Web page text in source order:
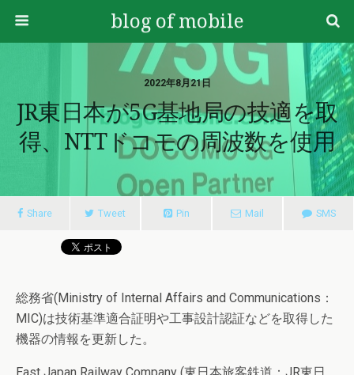
blog of mobile
2022年8月21日
JR東日本が5G基地局の技適を取
得、NTTドコモの周波数を使用
Share Tweet Pin Mail SMS
総務省(Ministry of Internal Affairs and Communications：
MIC)は技術基準適合証明や工事設計認証などを取得した
機器の情報を更新した。